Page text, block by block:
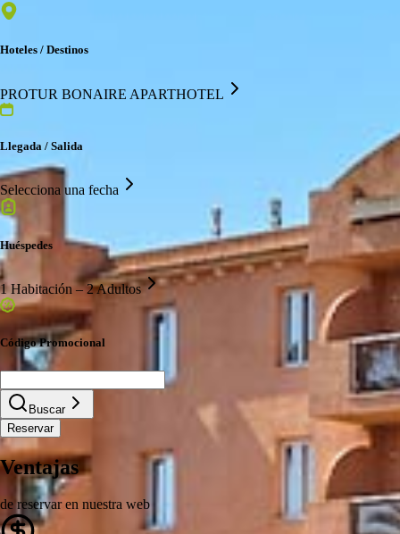
Hoteles / Destinos
PROTUR BONAIRE APARTHOTEL
Llegada / Salida
Selecciona una fecha
Huéspedes
1 Habitación – 2 Adultos
Código Promocional
Buscar
Reservar
Ventajas
de reservar en nuestra web